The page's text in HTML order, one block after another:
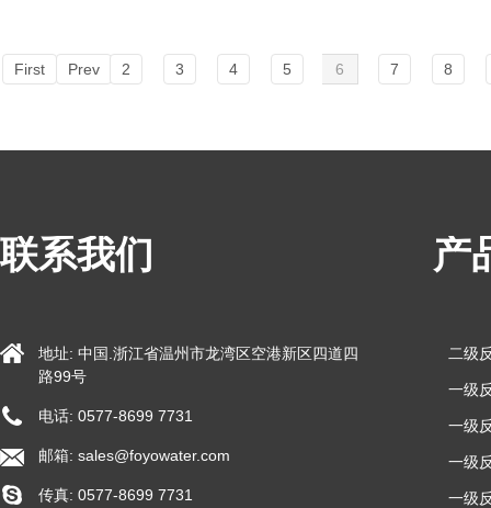
First Prev 2 3 4 5 6 7 8
联系我们
地址: 中国.浙江省温州市龙湾区空港新区四道四
路99号
电话: 0577-8699 7731
邮箱: sales@foyowater.com
传真: 0577-8699 7731
产
二级
一级
一级
一级
一级